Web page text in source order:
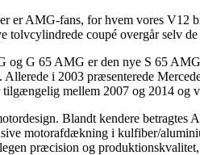
er AMG-fans, for hvem vores
coupé overgår selv de
og G 65 AMG er den nye S 65
i 2003 præsenterede
mellem 2007 og 2014
Blandt kendere
motorafdækning i kulfiber/
præcision og